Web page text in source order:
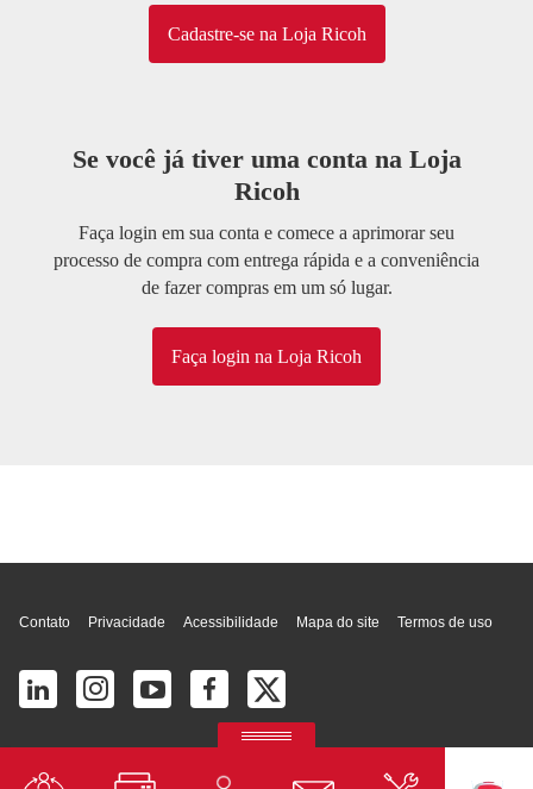
Cadastre-se na Loja Ricoh
Se você já tiver uma conta na Loja
Ricoh
Faça login em sua conta e comece a aprimorar seu
processo de compra com entrega rápida e a conveniência
de fazer compras em um só lugar.
Faça login na Loja Ricoh
Contato Privacidade Acessibilidade Mapa do site Termos de uso
2700 S Commerce Pkwy # 201, Weston, FL 33331, United States